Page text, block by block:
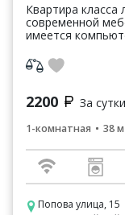
Квартира класса
современной
имеется
стиральная маш...
2200 За сутки
1-комнатная 38
Попова улица, 15